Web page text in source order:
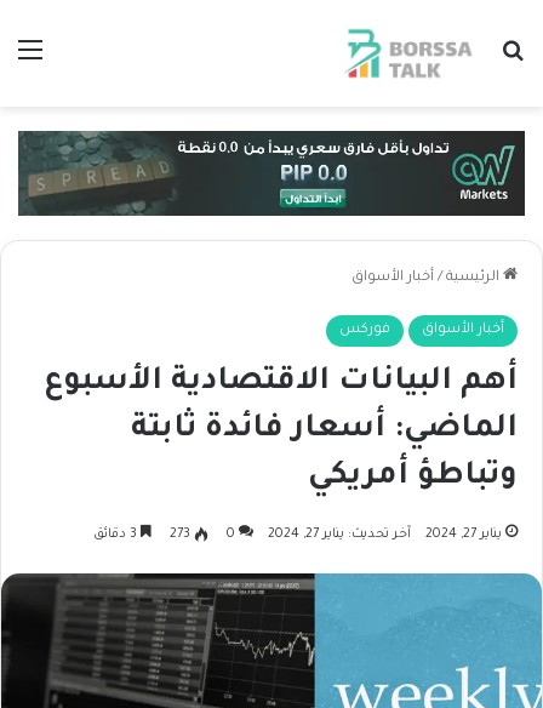
بحث عن
الرئيسية / أخبار الأسواق
أخبار الأسواق فوركس
أهم البيانات الاقتصادية الأسبوع
الماضي: أسعار فائدة ثابتة
وتباطؤ أمريكي
يناير 27, 2024 آخر تحديث: يناير 27, 2024 0
273